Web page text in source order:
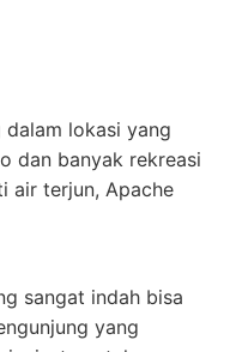
dalam lokasi yang
dan banyak rekreasi
air terjun, Apache
sangat indah bisa
yang